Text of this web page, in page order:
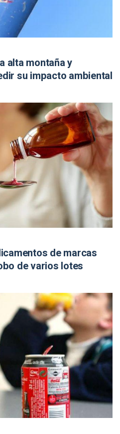
alta montaña y
su impacto ambiental
de marcas
de varios lotes